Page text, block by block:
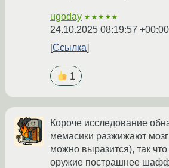
ugoday ★★★★★
24.10.2025 08:19:57 +00:00
Ссылка
1
Короче исследование
мемасики разжижают
можно выразится), так что
оружие пострашнее